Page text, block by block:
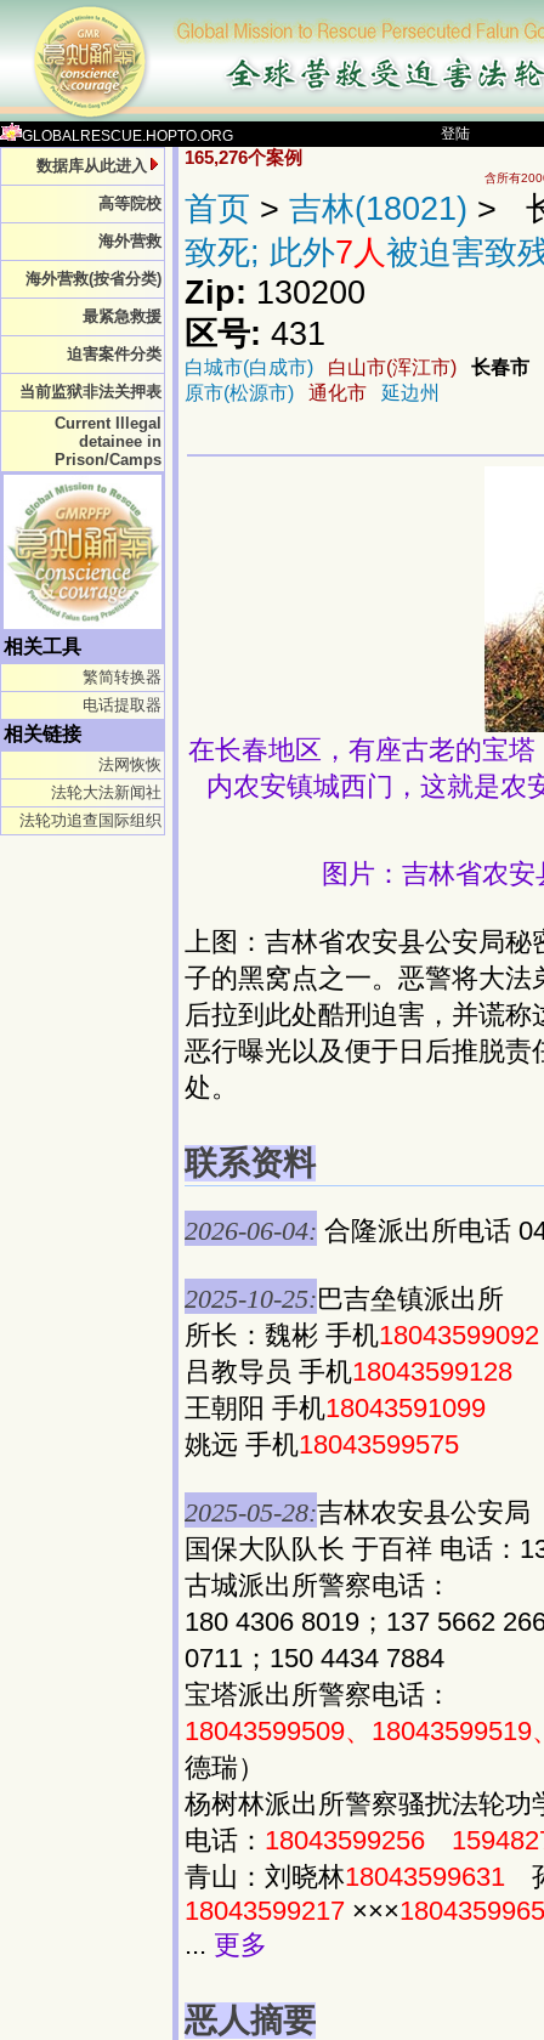
GLOBALRESCUE.HOPTO.ORG 登陆
数据库从此进入
高等院校
海外营救
海外营救(按省分类)
最紧急救援
迫害案件分类
当前监狱非法关押表
Current Illegal
detainee in
Prison/Camps
相关工具
繁简转换器
电话提取器
相关链接
法网恢恢
法轮大法新闻社
法轮功追查国际组织
165,276个案例
含所有
首页 > 吉林(18021) >
致死; 此外7人被迫害致
Zip: 130200
区号: 431
白城市(白成市) 白山市(浑江市)
长春市
原市(松源市)
通化市 延边州
在长春地区，有座古老的宝
内农安镇城西门，这就是农
图片：吉林省农
上图：吉林省农安县公安局
子的黑窝点之一。恶警将大
后拉到此处酷刑迫害，并谎
恶行曝光以及便于日后推脱
处。
联系资料
2026-06-04: 合隆派出所电话
2025-10-25:巴吉垒镇派出所
所长：魏彬 手机18043599092
吕教导员 手机18043599128
王朝阳 手机18043591099
姚远 手机18043599575
2025-05-28:吉林农安县公安局
国保大队队长 于百祥 电话
古城派出所警察电话：
180 4306 8019；137 5662
0711；150 4434 7884
宝塔派出所警察电话：
18043599509、
德瑞）
杨树林派出所警察骚扰法轮功
电话： 18043599256
青山：刘晓林18043599631
18043599217 ×××
... 更多
恶人摘要